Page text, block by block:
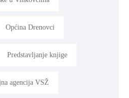
Općina Drenovci
Predstavljanje knjige
agencija VSŽ